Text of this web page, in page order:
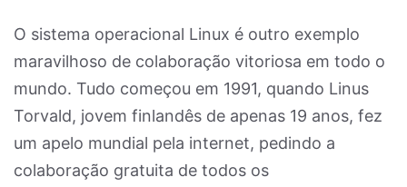
O sistema operacional Linux é outro exemplo
maravilhoso de colaboração vitoriosa em todo o
mundo. Tudo começou em 1991, quando Linus
Torvald, jovem finlandês de apenas 19 anos, fez
um apelo mundial pela internet, pedindo a
colaboração gratuita de todos os